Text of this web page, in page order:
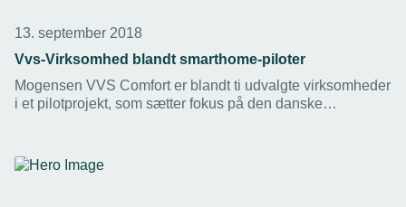
13. september 2018
Vvs-Virksomhed blandt smarthome-piloter
Mogensen VVS Comfort er blandt ti udvalgte virksomheder
i et pilotprojekt, som sætter fokus på den danske